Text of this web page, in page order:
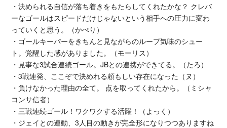
・決められる自信が落ち着きをもたらしてくれたかな？ クレバ
ーなゴールはスピードだけじゃないという相手への圧力に変わ
っていくと思う。（かぺり）
・ゴールキーパーをきちんと見ながらのループ気味のシュー
ト。覚醒した感がありました。（モーリス）
・見事な3試合連続ゴール。JBとの連携ができてる。（たろ）
・3戦連発、ここぞで決めれる頼もしい存在になった（ヌ）
・負けなかった理由の全て。 点を取ってくれたから。（ミシャ
コンサ信者）
・三戦連続ゴール！ワクワクする活躍！（よっく）
・ジェイとの連動、3人目の動きが完全形になりつつありますね